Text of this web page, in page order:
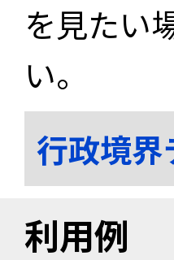
を見たい
い。
行政境
利用例